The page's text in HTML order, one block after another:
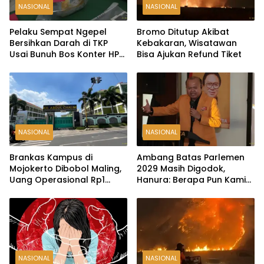
NASIONAL
Pelaku Sempat Ngepel
Bersihkan Darah di TKP
Usai Bunuh Bos Konter HP
NASIONAL
Bromo Ditutup Akibat
Kebakaran, Wisatawan
Bisa Ajukan Refund Tiket
NASIONAL
Brankas Kampus di
Mojokerto Dibobol Maling,
Uang Operasional Rp1
NASIONAL
Ambang Batas Parlemen
2029 Masih Digodok,
Hanura: Berapa Pun Kami
NASIONAL NASIONAL